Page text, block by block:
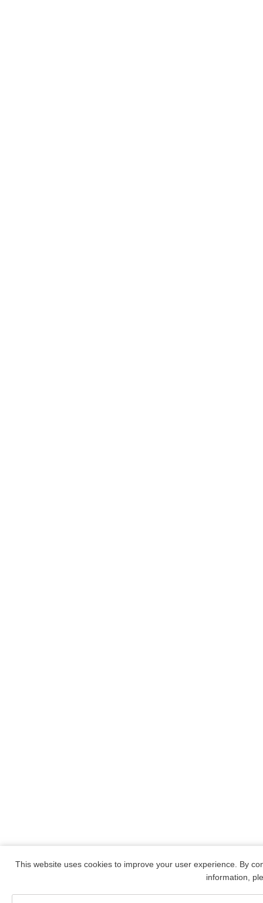
This website uses cookies to improve your user experience. By
information,